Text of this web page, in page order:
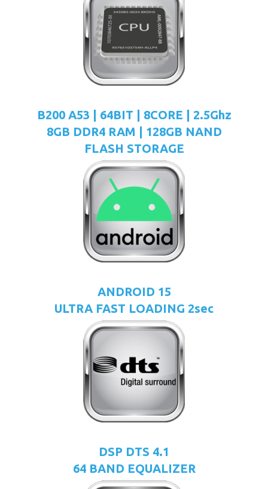
B200 A53 | 64BIT | 8CORE | 2.5Ghz
8GB DDR4 RAM | 128GB NAND
FLASH STORAGE
ANDROID 15
ULTRA FAST LOADING 2sec
DSP DTS 4.1
64 BAND EQUALIZER